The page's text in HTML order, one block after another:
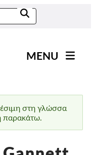
MENU
στη γλώσσα
παρακάτω.